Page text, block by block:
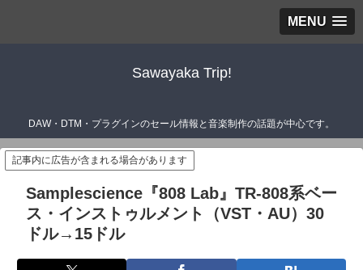
MENU
Sawayaka Trip!
DAW・DTM・プラグインのセール情報と音楽制作の話題が中心です。
記事内に広告が含まれる場合があります
Samplescience『808 Lab』TR-808系ベー
ス・インストゥルメント（VST・AU）30
ドル→15ドル